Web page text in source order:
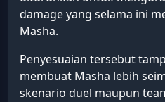
damage yang selama ini
Masha.
Penyesuaian tersebut
membuat Masha lebih
skenario duel maupun